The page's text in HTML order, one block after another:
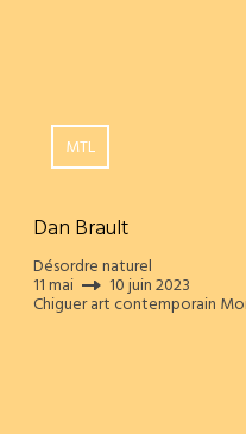
MTL
Dan Brault
Désordre naturel
11 mai 10 juin 2023
Chiguer art contemporain